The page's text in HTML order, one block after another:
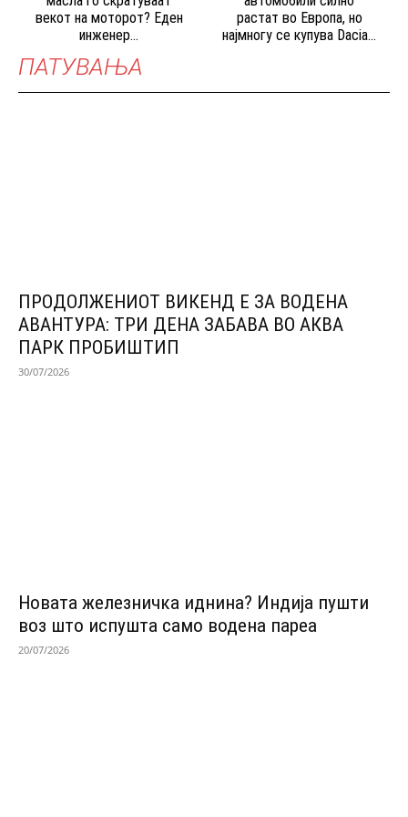
векот на моторот? Еден
инженер...
растат во Европа, но
најмногу се купува Dacia...
ПАТУВАЊА
ПРОДОЛЖЕНИОТ ВИКЕНД Е ЗА ВОДЕНА
АВАНТУРА: ТРИ ДЕНА ЗАБАВА ВО АКВА
ПАРК ПРОБИШТИП
30/07/2026
Новата железничка иднина? Индија пушти
воз што испушта само водена пареа
20/07/2026